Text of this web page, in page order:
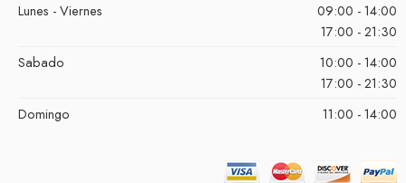
Lunes - Viernes
09:00 - 14:00
17:00 - 21:30
Sabado
10:00 - 14:00
17:00 - 21:30
Domingo
11:00 - 14:00